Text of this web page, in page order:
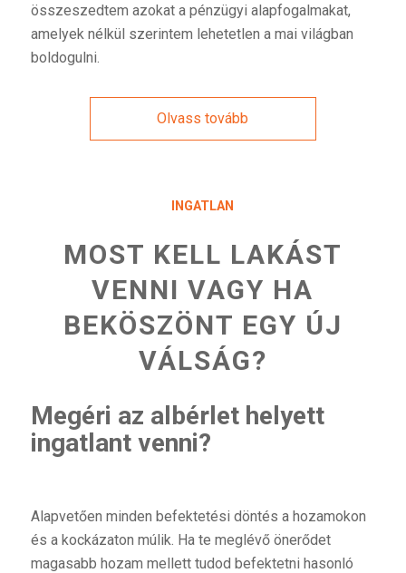
összeszedtem azokat a pénzügyi alapfogalmakat,
amelyek nélkül szerintem lehetetlen a mai világban
boldogulni.
Olvass tovább
INGATLAN
MOST KELL LAKÁST
VENNI VAGY HA
BEKÖSZÖNT EGY ÚJ
VÁLSÁG?
Megéri az albérlet helyett
ingatlant venni?
Alapvetően minden befektetési döntés a hozamokon
és a kockázaton múlik. Ha te meglévő önerődet
magasabb hozam mellett tudod befektetni hasonló